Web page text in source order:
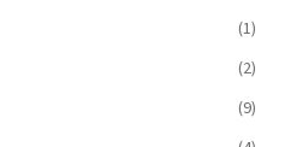
(1)
(2)
(9)